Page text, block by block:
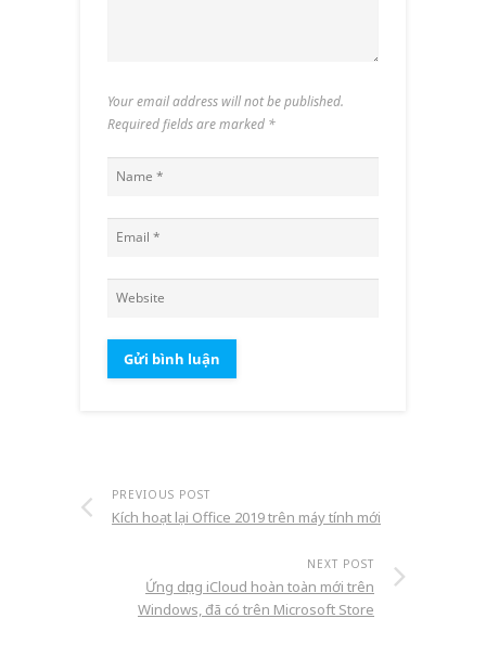
Your email address will not be published.
Required fields are marked *
PREVIOUS POST
Kích hoạt lại Office 2019 trên máy tính mới
NEXT POST
Ứng dụng iCloud hoàn toàn mới trên
Windows, đã có trên Microsoft Store